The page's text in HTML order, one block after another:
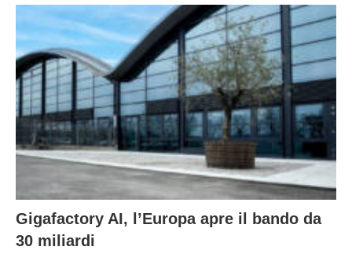
Gigafactory AI, l’Europa apre il bando da
30 miliardi